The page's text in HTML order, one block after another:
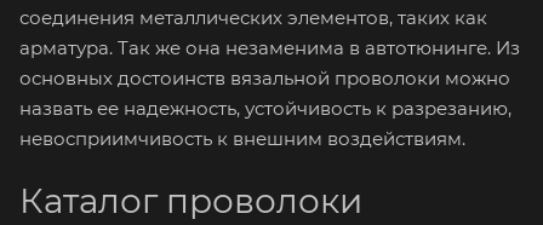
соединения металлических элементов, таких как
арматура. Так же она незаменима в автотюнинге. Из
основных достоинств вязальной проволоки можно
назвать ее надежность, устойчивость к разрезанию,
невосприимчивость к внешним воздействиям.
Каталог проволоки